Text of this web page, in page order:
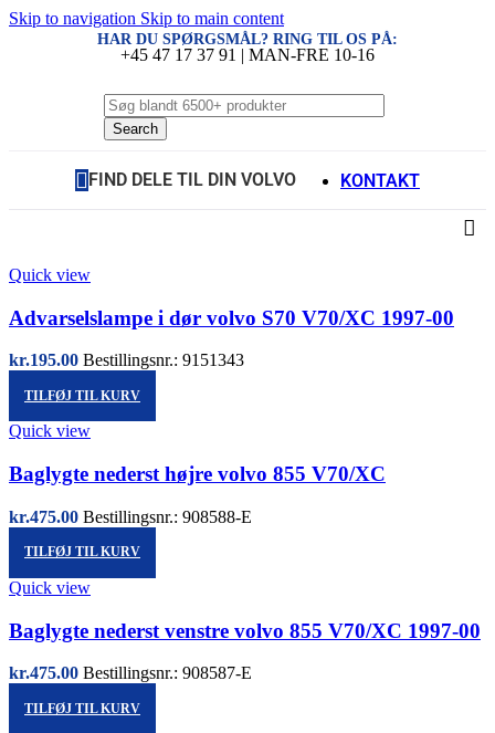
Skip to navigation Skip to main content
HAR DU SPØRGSMÅL? RING TIL OS PÅ:
+45 47 17 37 91 | MAN-FRE 10-16
Search
FIND DELE TIL DIN VOLVO KONTAKT
Quick view
Advarselslampe i dør volvo S70 V70/XC 1997-00
kr.195.00 Bestillingsnr.: 9151343
TILFØJ TIL KURV
Quick view
Baglygte nederst højre volvo 855 V70/XC
kr.475.00 Bestillingsnr.: 908588-E
TILFØJ TIL KURV
Quick view
Baglygte nederst venstre volvo 855 V70/XC 1997-00
kr.475.00 Bestillingsnr.: 908587-E
TILFØJ TIL KURV